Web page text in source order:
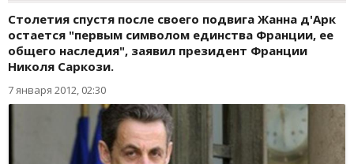
Столетия спустя после своего подвига Жанна д'Арк
остается "первым символом единства Франции, ее
общего наследия", заявил президент Франции
Николя Саркози.
7 января 2012, 02:30